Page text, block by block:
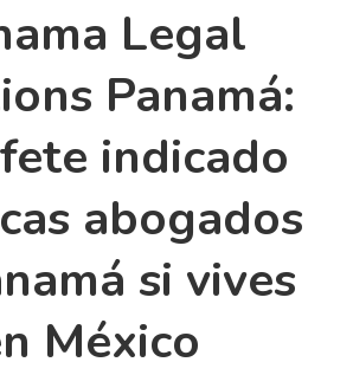
Legal
Panamá:
indicado
abogados
si vives
México